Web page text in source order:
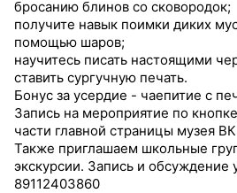
бросанию блинов со сковородок;
получите навык поимки диких
помощью шаров;
научитесь писать настоящими
ставить сургучную печать.
Бонус за усердие - чаепитие с
Запись на мероприятие по
части главной страницы музея
Также приглашаем школьные
экскурсии. Запись и обсуждение
89112403860